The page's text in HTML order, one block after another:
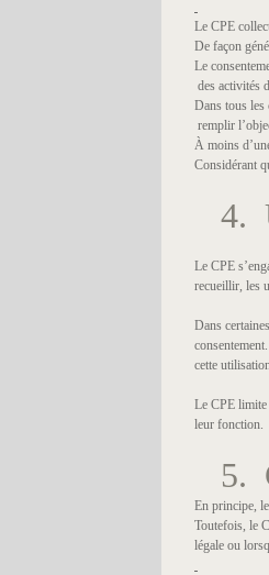
Le CPE
De façon
Le
des activités
Dans tous les
remplir
À moins
Considérant
4.
Le CPE
recueillir, les
Dans
cette
Le CPE limite
leur fonction.
5.
En principe,
Toutefois, le
légale ou